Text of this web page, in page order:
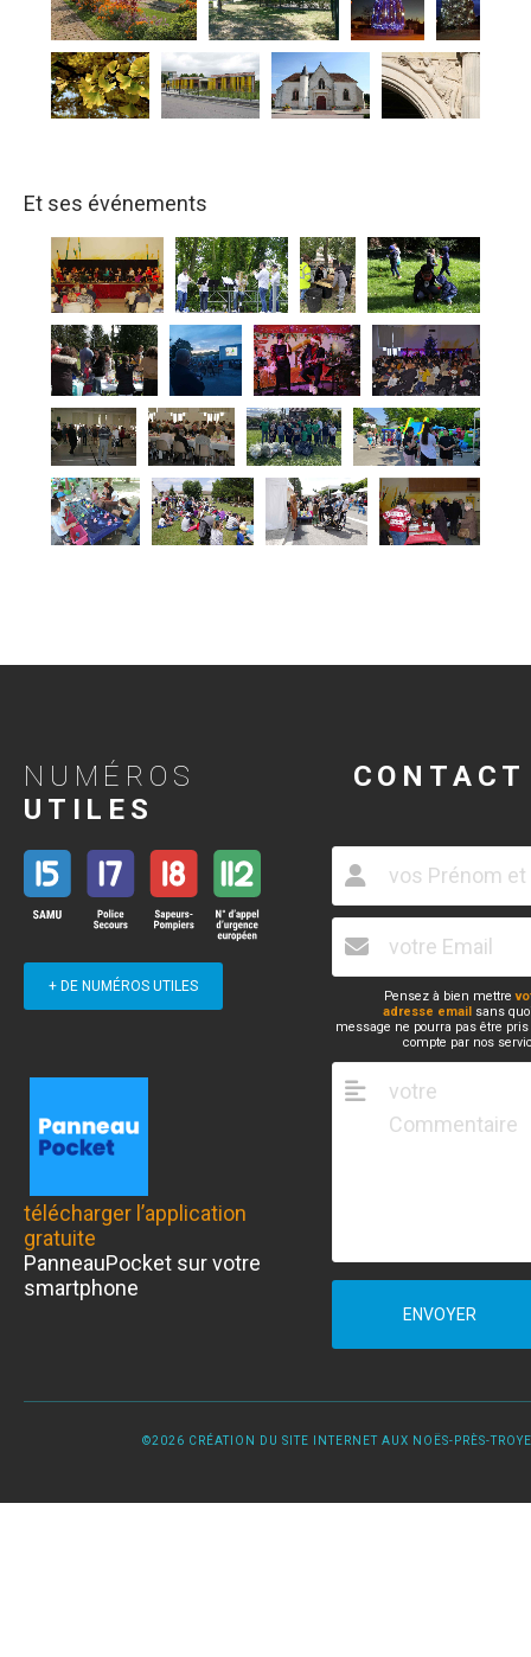
Et ses événements
NUMÉROS
UTILES
+ DE NUMÉROS UTILES
télécharger l’application
gratuite
PanneauPocket sur votre
smartphone
CONTACT
Pensez à bien mettre
adresse email sans
message ne pourra pas être
compte par nos
ENVOYER
©2026 CRÉATION DU SITE INTERNET AUX NOËS-PRÈS-